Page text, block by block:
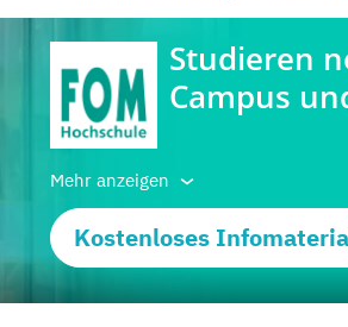
Mehr anzeigen
Kostenloses